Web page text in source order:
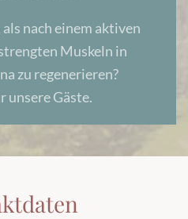
nach einem aktiven
Muskeln in
zu regenerieren?
Gäste.